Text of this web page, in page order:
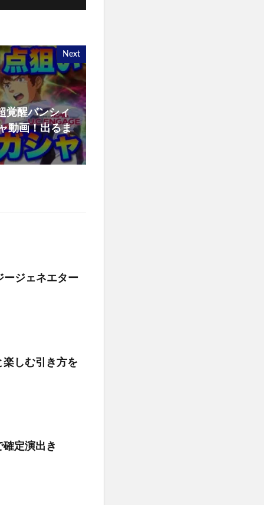
Next
覚醒バンシィ
動画！出るま
ージェネエター
しむ引き方を
定演出き